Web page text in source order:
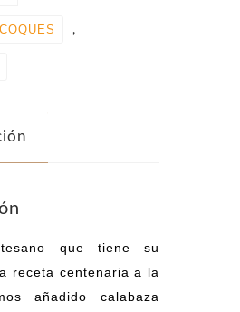
COQUES ,
que tiene su
receta centenaria a la
añadido calabaza